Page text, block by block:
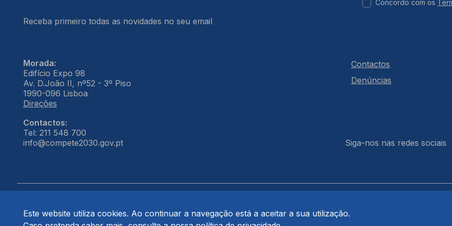
Este website utiliza cookies. Ao continuar a navegação está a aceitar a sua utilização.
Receba primeiro todas as novidades no seu email
Concordo com os
Morada:
Edifício Expo 98
Av. D.João II, nº52 - 3º Piso
1990-096 Lisboa
Direções
Contactos:
Tel: 211 548 700
info@compete2030.gov.pt
Contactos
Denúncias
Siga-nos nas redes sociais
© COMPETE 2030. Todos os direitos reservados.